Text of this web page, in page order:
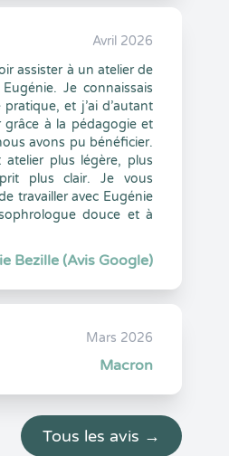
Avril 2026
assister à un atelier de
Je connaissais
et j’ai d’autant
grâce à la pédagogie et
avons pu bénéficier.
plus légère, plus
plus clair. Je vous
travailler avec Eugénie
douce et à
Bezille (Avis Google)
Mars 2026
Macron
Tous les avis →